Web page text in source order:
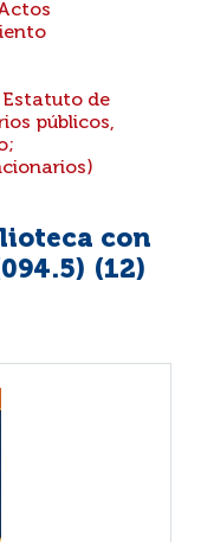
Estatuto de
públicos,
con
(12)